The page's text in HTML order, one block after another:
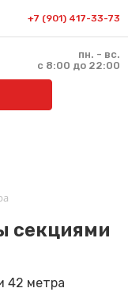
+7 (901) 417-33-73
пн. - вс.
с 8:00 до 22:00
секциями